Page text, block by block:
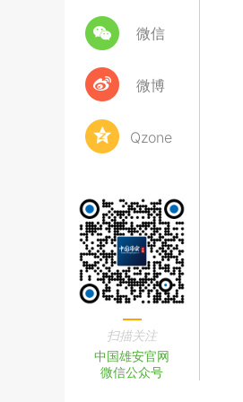
微信
微博
Qzone
扫描关注
中国雄安官网
微信公众号